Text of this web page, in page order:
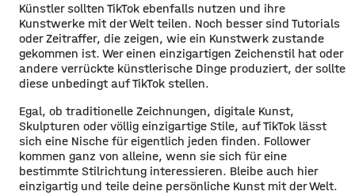
Künstler sollten TikTok ebenfalls nutzen und ihre
Kunstwerke mit der Welt teilen. Noch besser sind Tutorials
oder Zeitraffer, die zeigen, wie ein Kunstwerk zustande
gekommen ist. Wer einen einzigartigen Zeichenstil hat oder
andere verrückte künstlerische Dinge produziert, der sollte
diese unbedingt auf TikTok stellen.
Egal, ob traditionelle Zeichnungen, digitale Kunst,
Skulpturen oder völlig einzigartige Stile, auf TikTok lässt
sich eine Nische für eigentlich jeden finden. Follower
kommen ganz von alleine, wenn sie sich für eine
bestimmte Stilrichtung interessieren. Bleibe auch hier
einzigartig und teile deine persönliche Kunst mit der Welt.